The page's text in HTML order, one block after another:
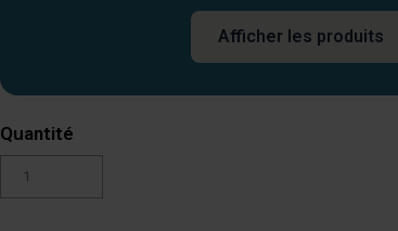
Afficher les produits
Quantité